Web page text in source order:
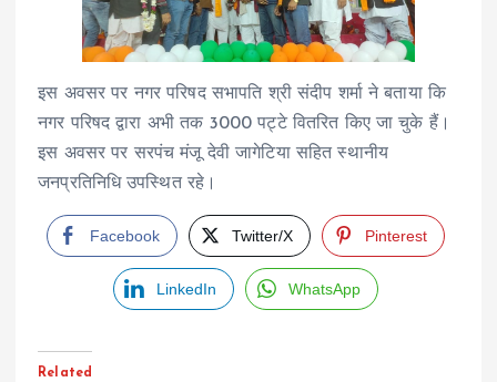
इस अवसर पर नगर परिषद सभापति श्री संदीप शर्मा ने बताया कि
नगर परिषद द्वारा अभी तक 3000 पट्टे वितरित किए जा चुके हैं।
इस अवसर पर सरपंच मंजू देवी जागेटिया सहित स्थानीय
जनप्रतिनिधि उपस्थित रहे।
Facebook Twitter/X Pinterest
LinkedIn WhatsApp
Related